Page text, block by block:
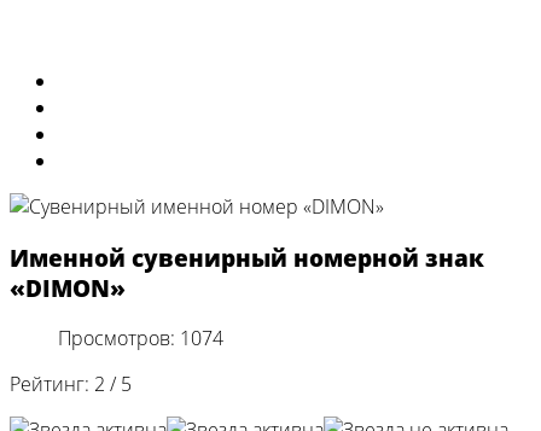
Именной сувенирный номерной знак
«DIMON»
Просмотров: 1074
Рейтинг: 2 /5